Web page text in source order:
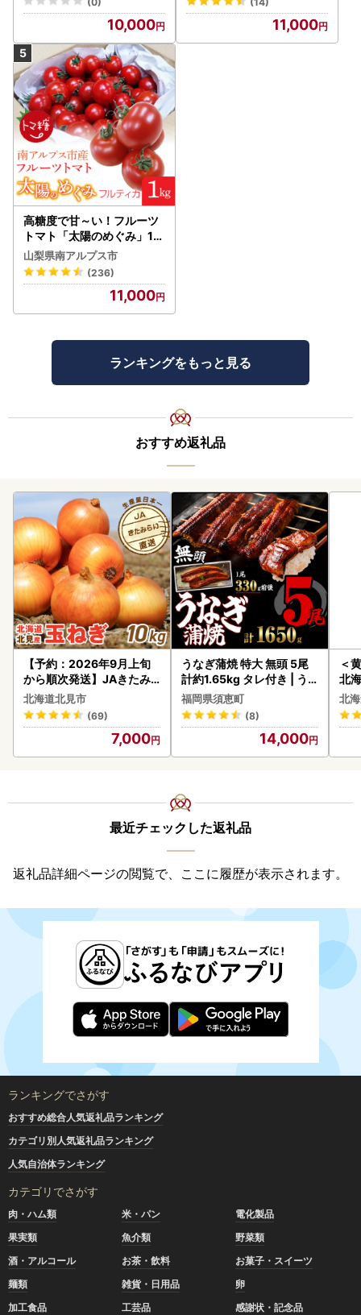
10,000 11,000
高糖度で甘～い！フルーツ
トマト「太陽のめぐみ」1k
g ALPBI001 | 高糖度 おす
すめ 産地直送 新鮮 フレッ
シュ 高栄養素 南アルプス市
山梨県南アルプス市
(236)
11,000
ランキングをもっと見る
おすすめ返礼品
【予約：2026年9月上旬
から順次発送】JAきたみ
らい産 玉ねぎ Lサイズ 10k
g ( タマネギ たまねぎ 野菜
)【210-0003-2026】
北海道北見市
(69)
7,000
うなぎ蒲焼 特大 無頭 5尾
計約1.65kg タレ付き | う
なぎ蒲焼
福岡県須恵町
(8)
14,000
＜
北
北
最近チェックした返礼品
返礼品詳細ページの閲覧で、ここに履歴が表示されます。
ランキングでさがす
おすすめ総合人気返礼品ランキング
カテゴリ別人気返礼品ランキング
人気自治体ランキング
カテゴリでさがす
肉・ハム類 米・パン
電化製品
果実類
魚介類
野菜類
酒・アルコール
お茶・飲料
お菓子・スイーツ
麺類
雑貨・日用品
卵
加工食品
工芸品
感謝状・記念品